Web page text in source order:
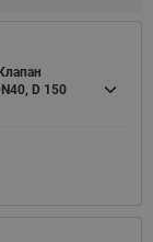
D 150